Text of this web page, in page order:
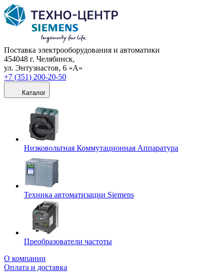
Поставка электрооборудования и автоматики
454048 г. Челябинск,
ул. Энтузиастов, 6 «А»
+7 (351) 200-20-50
Каталог
Низковольтная Коммутационная Аппаратура
Техника автоматизации Siemens
Преобразователи частоты
О компании
Оплата и доставка